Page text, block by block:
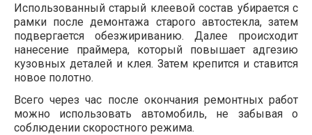
Использованный старый клеевой состав убирается с
рамки после демонтажа старого автостекла, затем
подвергается обезжириванию. Далее происходит
нанесение праймера, который повышает адгезию
кузовных деталей и клея. Затем крепится и ставится
новое полотно.
Всего через час после окончания ремонтных работ
можно использовать автомобиль, не забывая о
соблюдении скоростного режима.